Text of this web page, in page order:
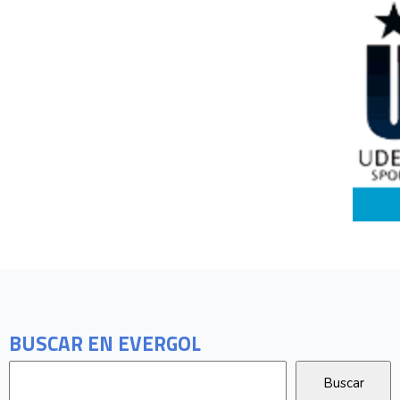
BUSCAR EN EVERGOL